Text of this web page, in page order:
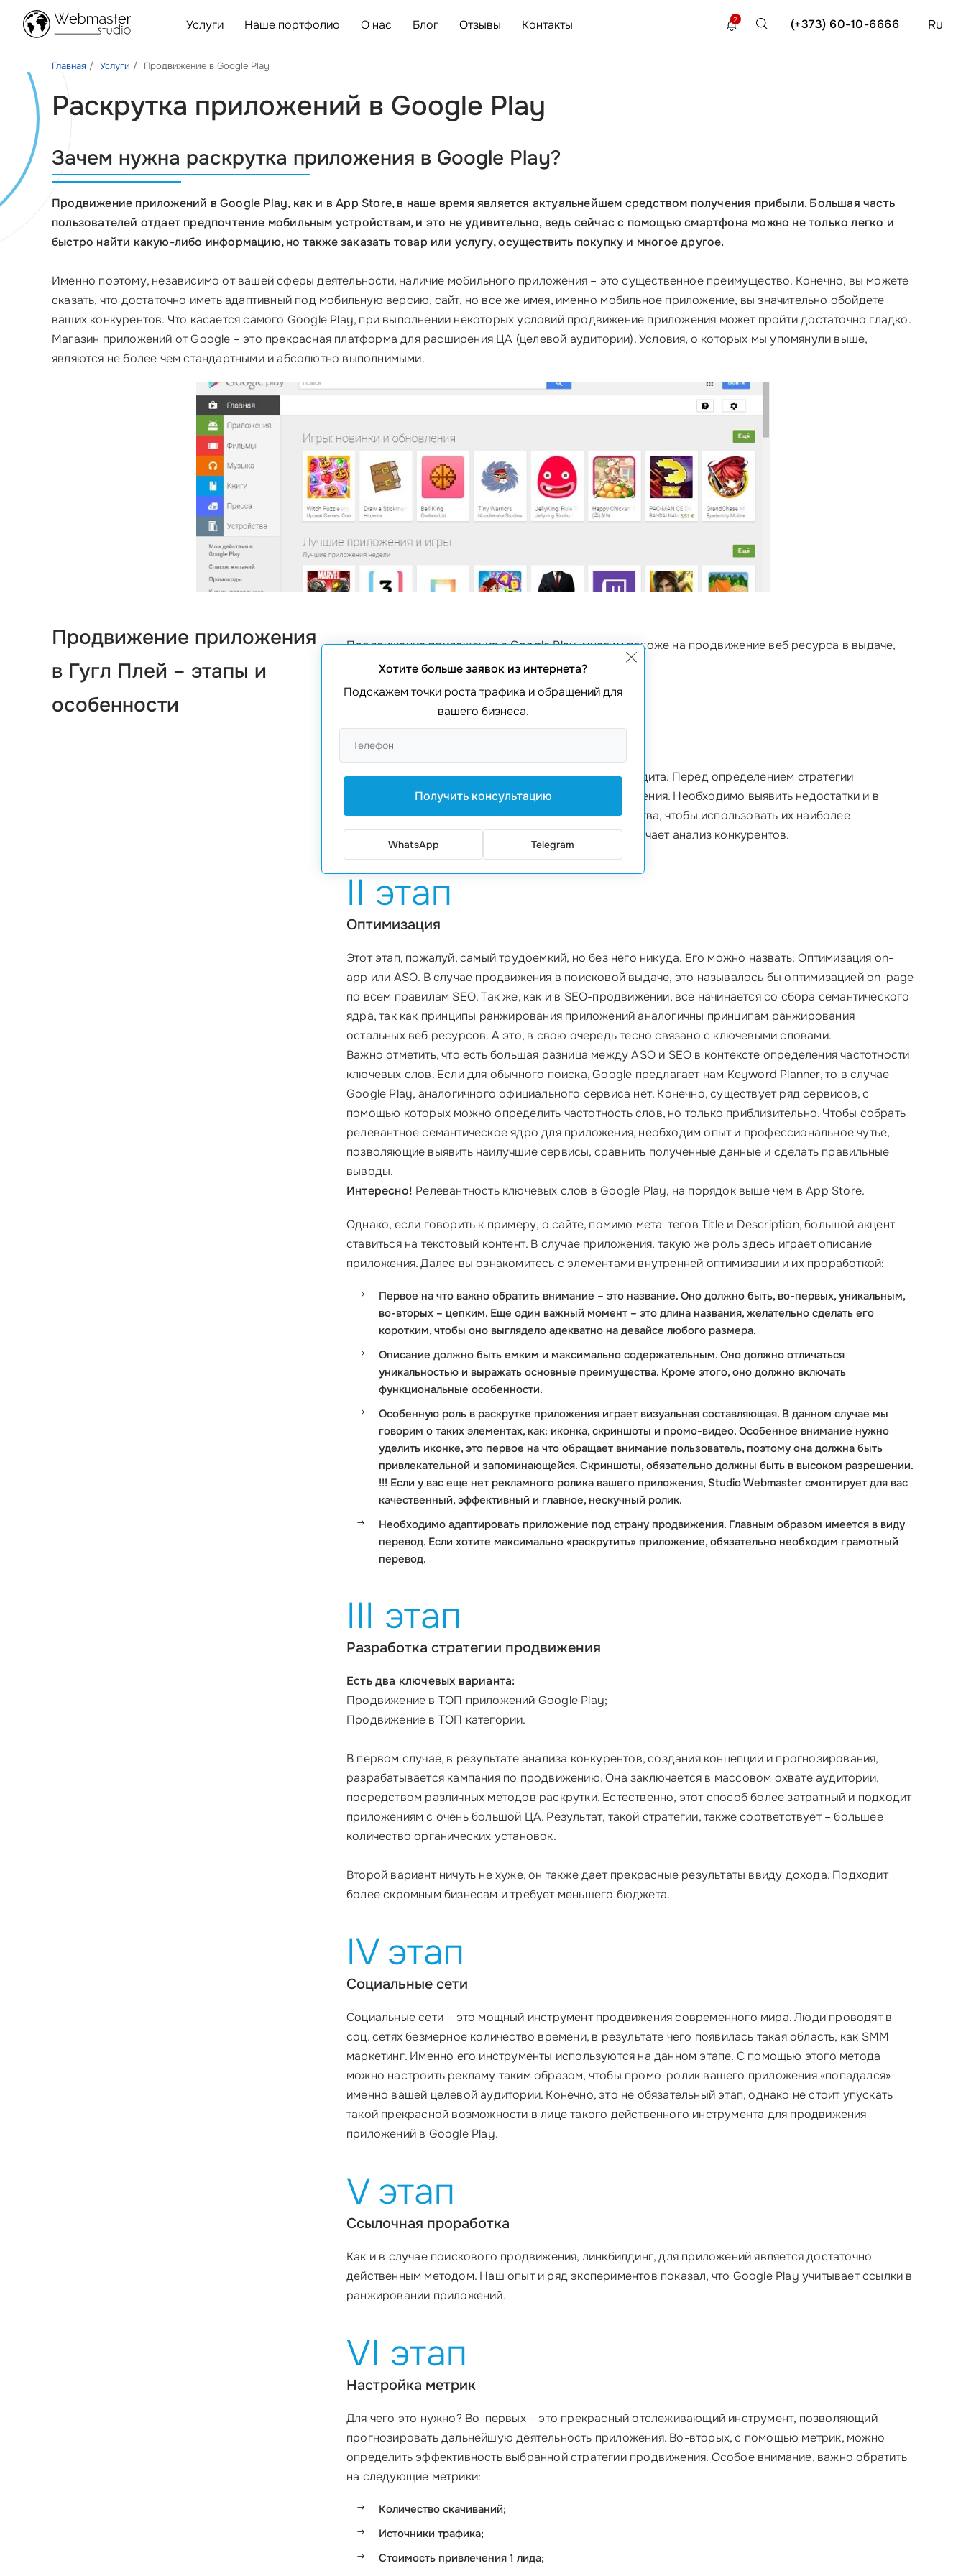
Услуги Наше портфолио О нас Блог Отзывы Контакты Ru
(+373) 60-10-6666
2
Главная Услуги Продвижение в Google Play
Раскрутка приложений в Google Play
Зачем нужна раскрутка приложения в Google Play?
Продвижение приложений в Google Play, как и в App Store, в наше время является актуальнейшем средством получения прибыли. Большая часть
пользователей отдает предпочтение мобильным устройствам, и это не удивительно, ведь сейчас с помощью смартфона можно не только легко и
быстро найти какую-либо информацию, но также заказать товар или услугу, осуществить покупку и многое другое.
Именно поэтому, независимо от вашей сферы деятельности, наличие мобильного приложения – это существенное преимущество. Конечно, вы можете
сказать, что достаточно иметь адаптивный под мобильную версию, сайт, но все же имея, именно мобильное приложение, вы значительно обойдете
ваших конкурентов. Что касается самого Google Play, при выполнении некоторых условий продвижение приложения может пройти достаточно гладко.
Магазин приложений от Google – это прекрасная платформа для расширения ЦА (целевой аудитории). Условия, о которых мы упомянули выше,
являются не более чем стандартными и абсолютно выполнимыми.
Продвижение приложения
в Гугл Плей – этапы и
особенности
Продвижение приложения в Google Play, многим похоже на продвижение веб ресурса в выдаче,
того же Google.
I этап
Аудит
В любом случае процесс раскрутки начинается с аудита. Перед определением стратегии
продвижения, необходимо провести анализ приложения. Необходимо выявить недостатки и в
дальнейшем их устранить, а также – найти достоинства, чтобы использовать их наиболее
эффективно. Кроме этого, этот первичный этап включает анализ конкурентов.
II этап
Оптимизация
Этот этап, пожалуй, самый трудоемкий, но без него никуда. Его можно назвать: Оптимизация on-
app или ASO. В случае продвижения в поисковой выдаче, это называлось бы оптимизацией on-page
по всем правилам SEO. Так же, как и в SEO-продвижении, все начинается со сбора семантического
ядра, так как принципы ранжирования приложений аналогичны принципам ранжирования
остальных веб ресурсов. А это, в свою очередь тесно связано с ключевыми словами.
Важно отметить, что есть большая разница между ASO и SEO в контексте определения частотности
ключевых слов. Если для обычного поиска, Google предлагает нам Keyword Planner, то в случае
Google Play, аналогичного официального сервиса нет. Конечно, существует ряд сервисов, с
помощью которых можно определить частотность слов, но только приблизительно. Чтобы собрать
релевантное семантическое ядро для приложения, необходим опыт и профессиональное чутье,
позволяющие выявить наилучшие сервисы, сравнить полученные данные и сделать правильные
выводы.
Интересно! Релевантность ключевых слов в Google Play, на порядок выше чем в App Store.
Однако, если говорить к примеру, о сайте, помимо мета-тегов Title и Description, большой акцент
ставиться на текстовый контент. В случае приложения, такую же роль здесь играет описание
приложения. Далее вы ознакомитесь с элементами внутренней оптимизации и их проработкой:
Первое на что важно обратить внимание – это название. Оно должно быть, во-первых, уникальным,
во-вторых – цепким. Еще один важный момент – это длина названия, желательно сделать его
коротким, чтобы оно выглядело адекватно на девайсе любого размера.
Описание должно быть емким и максимально содержательным. Оно должно отличаться
уникальностью и выражать основные преимущества. Кроме этого, оно должно включать
функциональные особенности.
Особенную роль в раскрутке приложения играет визуальная составляющая. В данном случае мы
говорим о таких элементах, как: иконка, скриншоты и промо-видео. Особенное внимание нужно
уделить иконке, это первое на что обращает внимание пользователь, поэтому она должна быть
привлекательной и запоминающейся. Скриншоты, обязательно должны быть в высоком разрешении.
!!! Если у вас еще нет рекламного ролика вашего приложения, Studio Webmaster смонтирует для вас
качественный, эффективный и главное, нескучный ролик.
Необходимо адаптировать приложение под страну продвижения. Главным образом имеется в виду
перевод. Если хотите максимально «раскрутить» приложение, обязательно необходим грамотный
перевод.
III этап
Разработка стратегии продвижения
Есть два ключевых варианта:
Продвижение в ТОП приложений Google Play;
Продвижение в ТОП категории.
В первом случае, в результате анализа конкурентов, создания концепции и прогнозирования,
разрабатывается кампания по продвижению. Она заключается в массовом охвате аудитории,
посредством различных методов раскрутки. Естественно, этот способ более затратный и подходит
приложениям с очень большой ЦА. Результат, такой стратегии, также соответствует – большее
количество органических установок.
Второй вариант ничуть не хуже, он также дает прекрасные результаты ввиду дохода. Подходит
более скромным бизнесам и требует меньшего бюджета.
IV этап
Социальные сети
Социальные сети – это мощный инструмент продвижения современного мира. Люди проводят в
соц. сетях безмерное количество времени, в результате чего появилась такая область, как SMM
маркетинг. Именно его инструменты используются на данном этапе. С помощью этого метода
можно настроить рекламу таким образом, чтобы промо-ролик вашего приложения «попадался»
именно вашей целевой аудитории. Конечно, это не обязательный этап, однако не стоит упускать
такой прекрасной возможности в лице такого действенного инструмента для продвижения
приложений в Google Play.
V этап
Ссылочная проработка
Как и в случае поискового продвижения, линкбилдинг, для приложений является достаточно
действенным методом. Наш опыт и ряд экспериментов показал, что Google Play учитывает ссылки в
ранжировании приложений.
VI этап
Настройка метрик
Для чего это нужно? Во-первых – это прекрасный отслеживающий инструмент, позволяющий
прогнозировать дальнейшую деятельность приложения. Во-вторых, с помощью метрик, можно
определить эффективность выбранной стратегии продвижения. Особое внимание, важно обратить
на следующие метрики:
Количество скачиваний;
Источники трафика;
Стоимость привлечения 1 лида;
Хотите больше заявок из интернета?
Подскажем точки роста трафика и обращений для
вашего бизнеса.
Получить консультацию
WhatsApp Telegram